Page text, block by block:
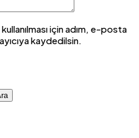
için adım, e-posta
kaydedilsin.